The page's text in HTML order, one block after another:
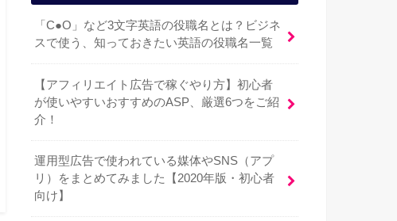
「C●O」など3文字英語の役職名とは？ビジネ
スで使う、知っておきたい英語の役職名一覧
【アフィリエイト広告で稼ぐやり方】初心者
が使いやすいおすすめのASP、厳選6つをご紹
介！
運用型広告で使われている媒体やSNS（アプ
リ）をまとめてみました【2020年版・初心者
向け】